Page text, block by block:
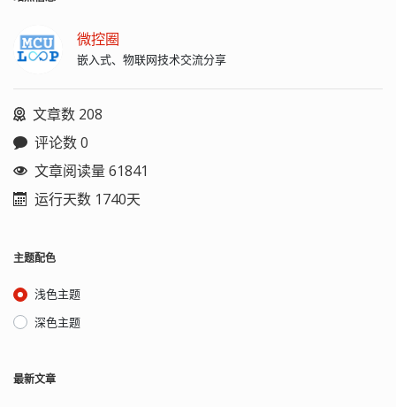
微控圈
嵌入式、物联网技术交流分享
文章数 208
评论数 0
文章阅读量 61841
运行天数 1740天
主题配色
浅色主题
深色主题
最新文章